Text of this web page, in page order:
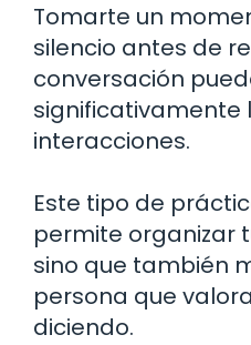
Tomarte un
silencio antes de
conversación
significativamente
interacciones.
Este tipo de
permite organizar
sino que también
persona que
diciendo.